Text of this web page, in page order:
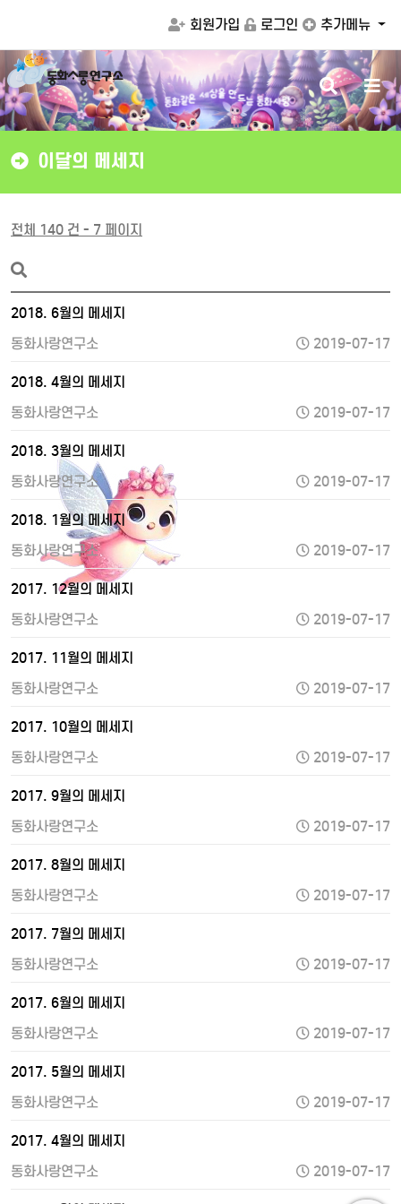
회원가입 로그인 추가메뉴
동화같은 세상을 만드는 동화사랑
검
색
버
튼
메
뉴
버
튼
이달의 메세지
전체 140 건 - 7 페이지
2018. 6월의 메세지
동화사랑연구소
2019-07-17
2018. 4월의 메세지
동화사랑연구소
2019-07-17
2018. 3월의 메세지
동화사랑연구소
2019-07-17
2018. 1월의 메세지
동화사랑연구소
2019-07-17
2017. 12월의 메세지
동화사랑연구소
2019-07-17
2017. 11월의 메세지
동화사랑연구소
2019-07-17
2017. 10월의 메세지
동화사랑연구소
2019-07-17
2017. 9월의 메세지
동화사랑연구소
2019-07-17
2017. 8월의 메세지
동화사랑연구소
2019-07-17
2017. 7월의 메세지
동화사랑연구소
2019-07-17
2017. 6월의 메세지
동화사랑연구소
2019-07-17
2017. 5월의 메세지
동화사랑연구소
2019-07-17
2017. 4월의 메세지
동화사랑연구소
2019-07-17